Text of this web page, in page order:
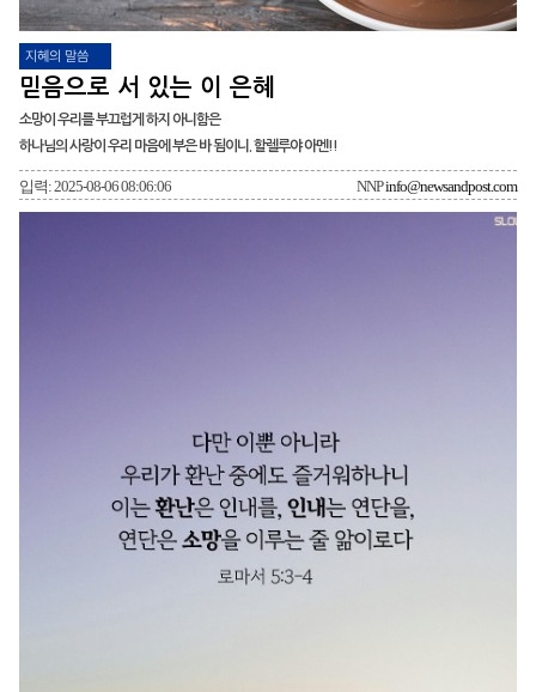
지혜의 말씀
믿음으로 서 있는 이 은혜
소망이 우리를 부끄럽게 하지 아니함은
하나님의 사랑이 우리 마음에 부은 바 됨이니. 할렐루야 아멘!!
입력: 2025-08-06 08:06:06 NNPinfo@newsandpost.com